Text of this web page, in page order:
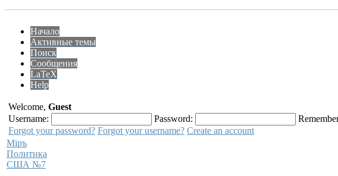
Начало
Активные темы
Поиск
Сообщения
LaTeX
Help
Welcome, Guest
Username:
Password:
Forgot your password? Forgot your username? Create an account
Мiръ
Политика
США №7